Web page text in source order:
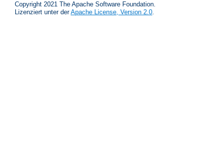
Copyright 2021 The Apache Software Foundation.
Lizenziert unter derApache License, Version 2.0.